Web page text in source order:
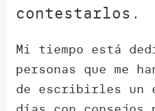
contestarlos.
Mi tiempo está
personas que me
de escribirles un